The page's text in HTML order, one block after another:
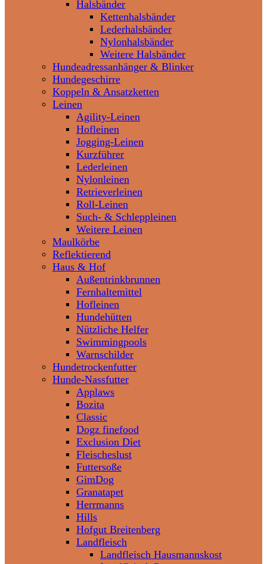
Halsbänder
Kettenhalsbänder
Lederhalsbänder
Nylonhalsbänder
Weitere Halsbänder
Hundeadressanhänger & Blinker
Hundegeschirre
Koppeln & Ansatzketten
Leinen
Agility-Leinen
Hofleinen
Jogging-Leinen
Kurzführer
Lederleinen
Nylonleinen
Retrieverleinen
Roll-Leinen
Such- & Schleppleinen
Weitere Leinen
Maulkörbe
Reflektierend
Haus & Hof
Außentrinkbrunnen
Fernhaltemittel
Hofleinen
Hundehütten
Nützliche Helfer
Swimmingpools
Warnschilder
Hundetrockenfutter
Hunde-Nassfutter
Applaws
Bozita
Classic
Dogz finefood
Exclusion Diet
Fleischeslust
Futtersoße
GimDog
Granatapet
Herrmanns
Hills
Hofgut Breitenberg
Landfleisch
Landfleisch Hausmannskost